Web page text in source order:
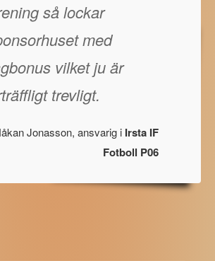
så lockar
med
vilket ju är
trevligt.
Jonasson, ansvarig i Irsta IF
Fotboll P06